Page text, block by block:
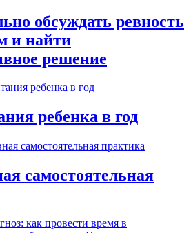
обсуждать ревность
и найти
решение
ребенка в год
самостоятельная